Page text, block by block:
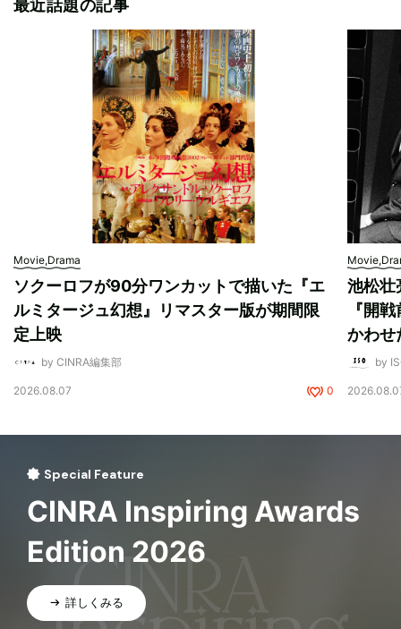
最近話題の記事
Movie,Drama
ソクーロフが90分ワンカットで描いた『エ
ルミタージュ幻想』リマスター版が期間限
定上映
by CINRA編集部
2026.08.07 0
池松壮
『開
かわせ
by
Special Feature
CINRA Inspiring Awards
Edition 2026
詳しくみる